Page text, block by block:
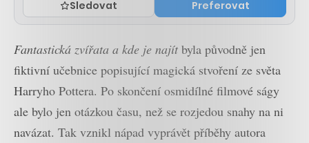
Sledovat Preferovat
Fantastická zvířata a kde je najít byla původně jen
fiktivní učebnice popisující magická stvoření ze světa
Harryho Pottera. Po skončení osmidílné filmové ságy
ale bylo jen otázkou času, než se rozjedou snahy na ni
navázat. Tak vznikl nápad vyprávět příběhy autora